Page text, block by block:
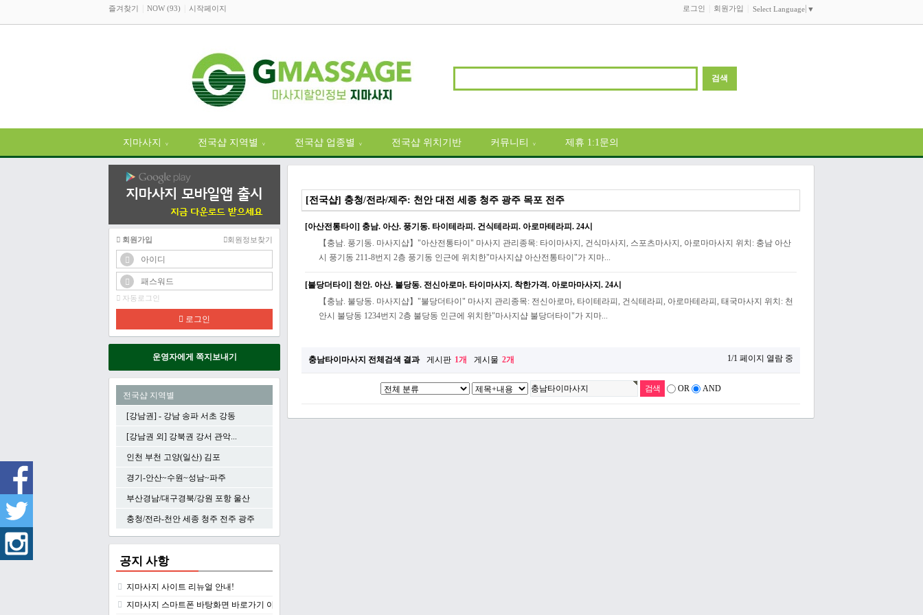
즐겨찾기 NOW (93) 시작페이지 로그인 회원가입 Select Language ▼
지마사지 ∨ 전국샵 지역별 ∨ 전국샵 업종별 ∨ 전국샵 위치기반 커뮤니티 ∨ 제휴 1:1문의
[전국샵] 충청/전라/제주: 천안 대전 세종 청주 광주 목포 전주
[아산전통타이] 충남. 아산. 풍기동. 타이테라피. 건식테라피. 아로마테라피. 24시
【충남. 풍기동. 마사지샵】"아산전통타이" 마사지 관리종목: 타이마사지, 건식마사지, 스포츠마사지, 아로마마사지 위치: 충남 아산
시 풍기동 211-8번지 2층 풍기동 인근에 위치한"마사지샵 아산전통타이"가 지마...
[불당더타이] 천안. 아산. 불당동. 전신아로마. 타이마사지. 착한가격. 아로마마사지. 24시
【충남. 불당동. 마사지샵】"불당더타이" 마사지 관리종목: 전신아로마, 타이테라피, 건식테라피, 아로마테라피, 태국마사지 위치: 천
안시 불당동 1234번지 2층 불당동 인근에 위치한"마사지샵 불당더타이"가 지마...
충남타이마사지 전체검색 결과 게시판 1개 게시물 2개 1/1 페이지 열람 중
OR AND
회원가입 회원정보찾기
자동로그인
로그인
운영자에게 쪽지보내기
전국샵 지역별
[강남권] - 강남 송파 서초 강동
[강남권 외] 강북권 강서 관악...
인천 부천 고양(일산) 김포
경기-안산~수원~성남~파주
부산경남/대구경북/강원 포항 울산
충청/전라-천안 세종 청주 전주 광주
공지 사항
지마사지 사이트 리뉴얼 안내!
지마사지 스마트폰 바탕화면 바로가기 아이콘 만들기-편하게 사이트로 접속하…